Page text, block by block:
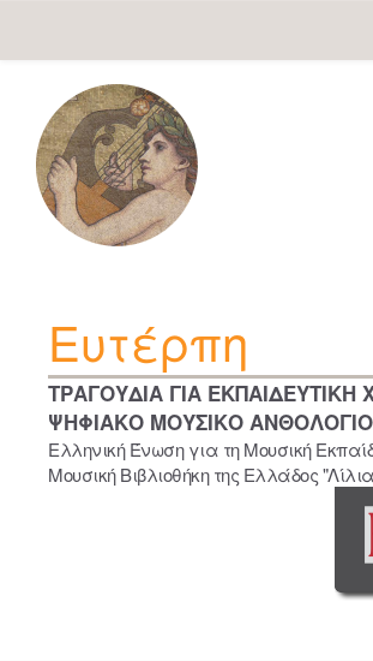
navigation
Ευτέρπη
ΤΡΑΓΟΥΔΙΑ ΓΙΑ ΕΚΠΑΙΔΕΥΤΙΚΗ
ΨΗΦΙΑΚΟ ΜΟΥΣΙΚΟ ΑΝΘΟΛΟΓΙΟ
Ελληνική Ένωση για τη Μουσική
Μουσική Βιβλιοθήκη της Ελλάδος